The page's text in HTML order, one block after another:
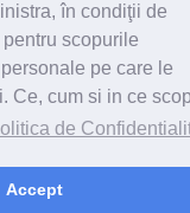
în condiţii de
scopurile
pe care le
Ce, cum si in ce
de
Accept
- 03.12.2004
MASURII